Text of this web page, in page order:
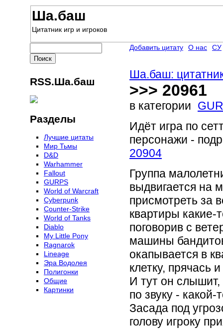
Ша.баш
Цитатник игр и игроков
Ша.баш:
>>> 20961
в категории
Идёт игра по
персонажи -
20904
Группа
выдвигается на
присмотреть за
квартиры какие-
поговорив с
машины
окапывается в
клетку, прячась
И тут он слышит,
по звуку - какой-
Засада под
голову игроку
Добавить цитату О нас СУ
RSS.Ша.баш
Разделы
Лучшие цитаты
Мир Тьмы
D&D
Warhammer
Fallout
GURPS
World of Warcraft
Сyberpunk
Counter-Strike
World of Tanks
Diablo
My Little Pony
Ragnarok
Lineage
Эра Водолея
Полигонки
Общие
Картинки